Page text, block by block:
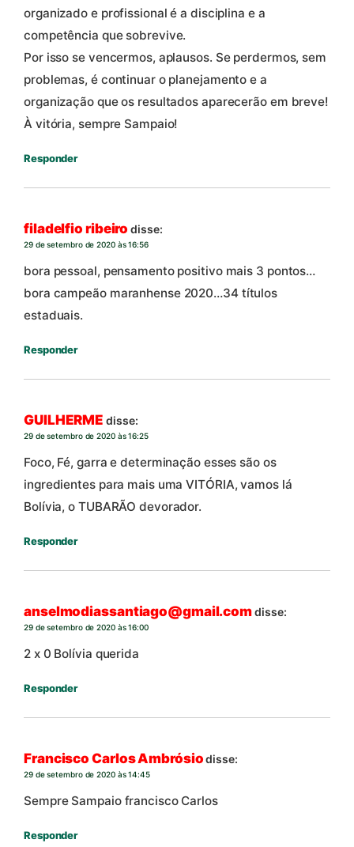
organizado e profissional é a disciplina e a
competência que sobrevive.
Por isso se vencermos, aplausos. Se perdermos, sem
problemas, é continuar o planejamento e a
organização que os resultados aparecerão em breve!
À vitória, sempre Sampaio!
Responder
filadelfio ribeiro disse:
29 de setembro de 2020 às 16:56
bora pessoal, pensamento positivo mais 3 pontos…
bora campeão maranhense 2020…34 títulos
estaduais.
Responder
GUILHERME disse:
29 de setembro de 2020 às 16:25
Foco, Fé, garra e determinação esses são os
ingredientes para mais uma VITÓRIA, vamos lá
Bolívia, o TUBARÃO devorador.
Responder
anselmodiassantiago@gmail.comdisse:
29 de setembro de 2020 às 16:00
2 x 0 Bolívia querida
Responder
Francisco Carlos Ambrósio disse:
29 de setembro de 2020 às 14:45
Sempre Sampaio francisco Carlos
Responder